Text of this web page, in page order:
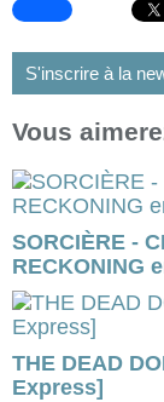
S'inscrire à la
Vous
SORCIÈRE -
RECKONING
THE DEAD
Express]